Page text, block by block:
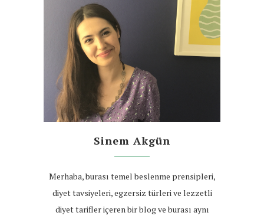
Sinem Akgün
Merhaba, burası temel beslenme prensipleri,
diyet tavsiyeleri, egzersiz türleri ve lezzetli
diyet tarifler içeren bir blog ve burası aynı